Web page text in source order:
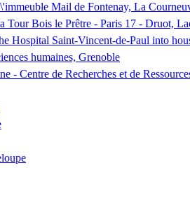
Mail de Fontenay, La
Tour Bois le Prêtre - Paris 17 - Druot,
Hospital Saint-Vincent-de-Paul into
humaines, Grenoble
- Centre de Recherches et de